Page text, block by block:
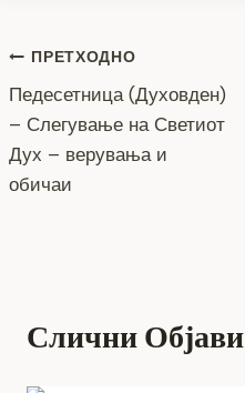
b
o
o
k
g
er
Навигација
на
напис
ПРЕТХОДНО
Педесетница (Духовден)
– Слегување на Светиот
Дух – верувања и
обичаи
Слични Објави